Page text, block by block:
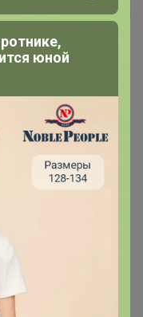
Реклама
юной